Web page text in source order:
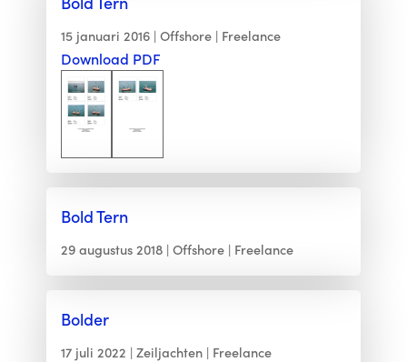
15 januari 2016 Offshore Freelance
Download PDF
Bold Tern
29 augustus 2018 Offshore Freelance
Bolder
17 juli 2022 Zeiljachten Freelance